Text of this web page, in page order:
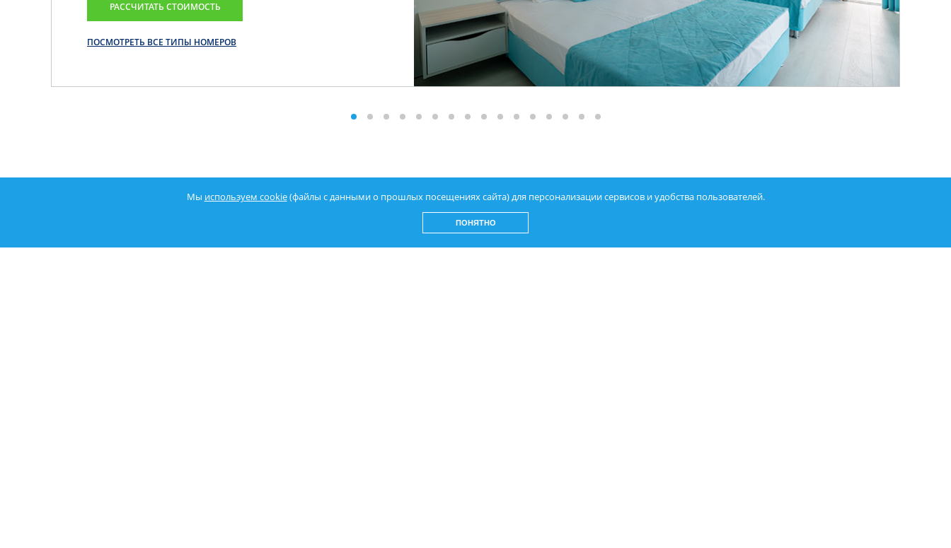
РАССЧИТАТЬ СТОИМОСТЬ
ПОСМОТРЕТЬ ВСЕ ТИПЫ НОМЕРОВ
бесплатно по РФ
8 (495) 241-30-45
Москва и МО
Мы используем cookie(файлы с данными о прошлых посещениях сайта) для персонализации сервисов и удобства пользователей.
ПОНЯТНО